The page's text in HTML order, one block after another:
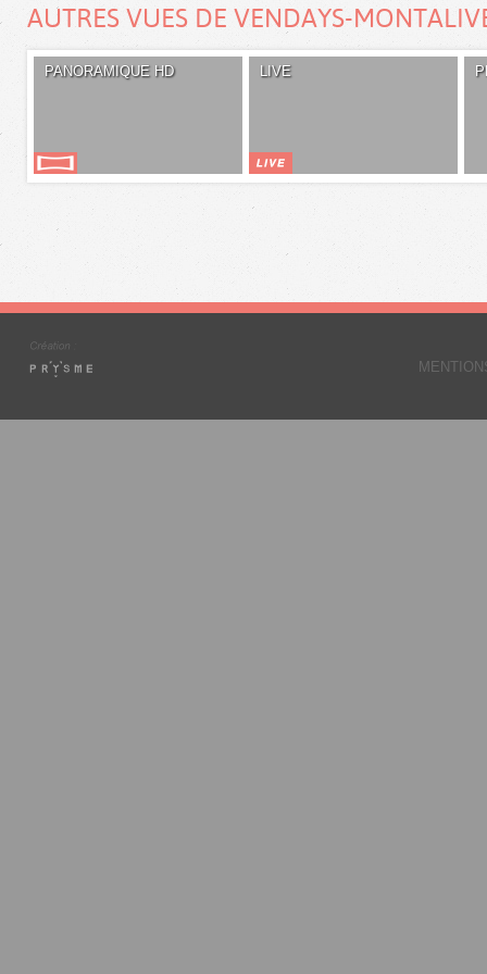
AUTRES VUES DE VENDAYS-
PANORAMIQUE HD LIVE